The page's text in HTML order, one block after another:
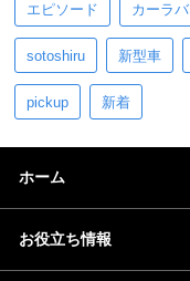
エピソード カーラバ
sotoshiru 新型車
pickup 新着
ホーム
お役立ち情報